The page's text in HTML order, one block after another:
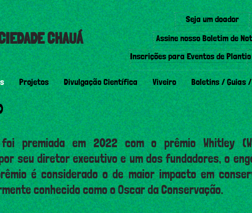
CHAUÁ
Inscrições para Eventos de
Seja um doador
Assine nosso Boletim de
Projetos Divulgação Científica Viveiro Boletins / Guias
premiada em 2022 com o prêmio Whitley
seu diretor executivo e um dos fundadores, o
é considerado o de maior impacto em
conhecido como o Oscar da Conservação.